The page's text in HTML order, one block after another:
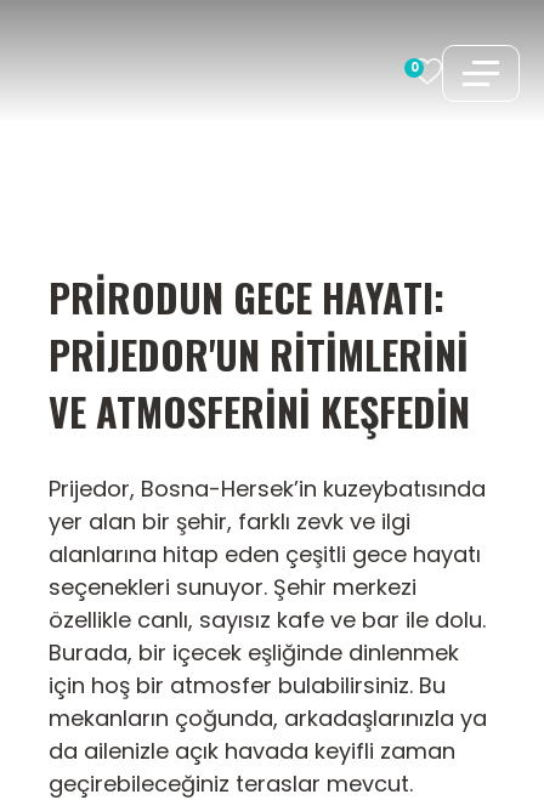
0
PRIRODUN GECE HAYATI:
PRIJEDOR'UN RITIMLERINI
VE ATMOSFERINI KEŞFEDIN
Prijedor, Bosna-Hersek’in kuzeybatısında
yer alan bir şehir, farklı zevk ve ilgi
alanlarına hitap eden çeşitli gece hayatı
seçenekleri sunuyor. Şehir merkezi
özellikle canlı, sayısız kafe ve bar ile dolu.
Burada, bir içecek eşliğinde dinlenmek
için hoş bir atmosfer bulabilirsiniz. Bu
mekanların çoğunda, arkadaşlarınızla ya
da ailenizle açık havada keyifli zaman
geçirebileceğiniz teraslar mevcut.